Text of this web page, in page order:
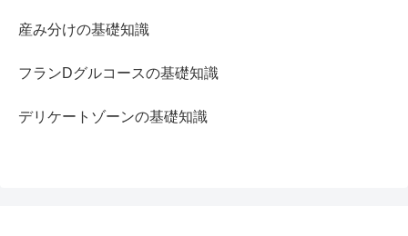
産み分けの基礎知識
フランDグルコースの基礎知識
デリケートゾーンの基礎知識